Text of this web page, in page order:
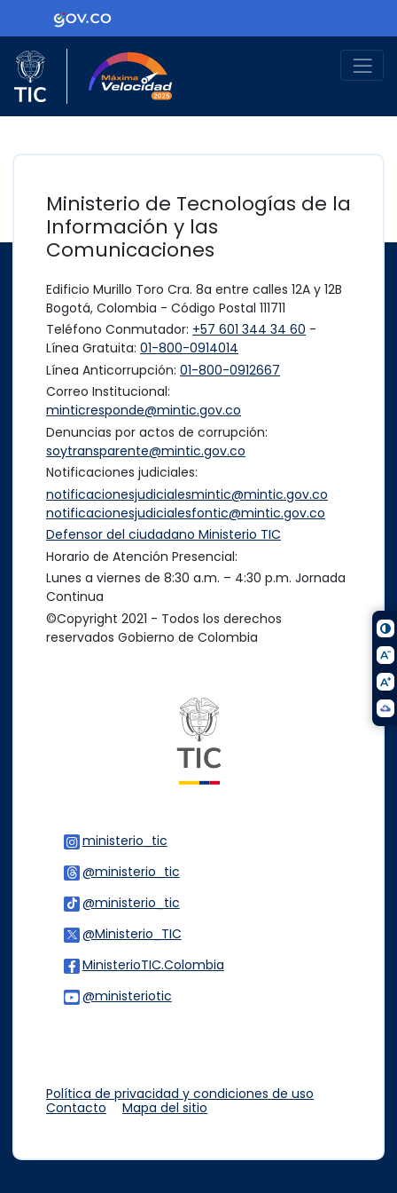
Ir al contenido principalLogo Gobierno de Colombia
Logo del Ministerio TIC
Ministerio de Tecnologías de la
Información y las
Comunicaciones
Edificio Murillo Toro Cra. 8a entre calles 12A y 12B
Bogotá, Colombia - Código Postal 111711
Teléfono Conmutador: +57 601 344 34 60 -
Línea Gratuita: 01-800-0914014
Línea Anticorrupción: 01-800-0912667
Correo Institucional:
minticresponde@mintic.gov.co
Denuncias por actos de corrupción:
soytransparente@mintic.gov.co
Notificaciones judiciales:
notificacionesjudicialesmintic@mintic.gov.co
notificacionesjudicialesfontic@mintic.gov.co
Defensor del ciudadano Ministerio TIC
Horario de Atención Presencial:
Lunes a viernes de 8:30 a.m. – 4:30 p.m. Jornada
Continua
©Copyright 2021 - Todos los derechos
reservados Gobierno de Colombia
ministerio_tic
@ministerio_tic
@ministerio_tic
@Ministerio_TIC
MinisterioTIC.Colombia
@ministeriotic
Política de privacidad y condiciones de uso
Contacto
Mapa del sitio